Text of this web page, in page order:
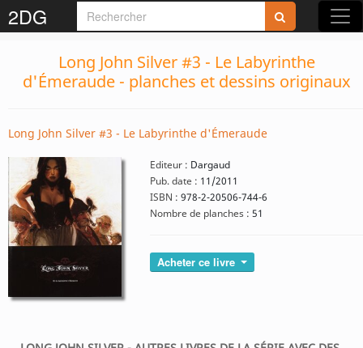
2DG
Long John Silver #3 - Le Labyrinthe
d'Émeraude - planches et dessins originaux
Long John Silver #3 - Le Labyrinthe d'Émeraude
Editeur : Dargaud
Pub. date : 11/2011
ISBN : 978-2-20506-744-6
Nombre de planches : 51
Acheter ce livre